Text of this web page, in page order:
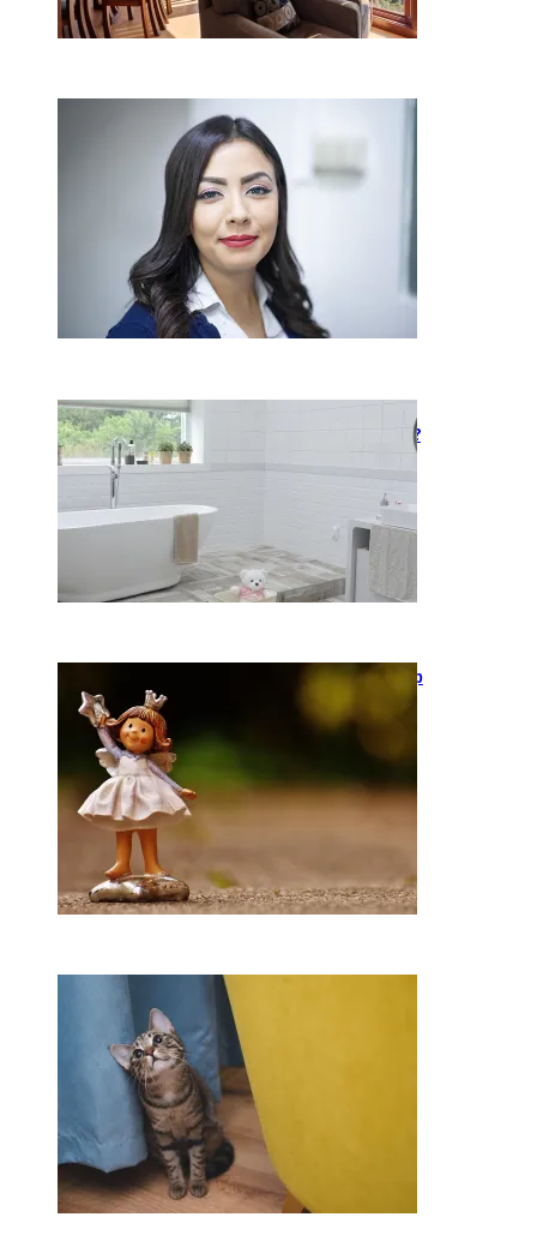
Kaip miegamojo atmosfera
veikia odos senėjimą?
2026-06-01
neįgaliojo vežimėliui vonią?
2026-05-12
Keramika kasdienybėje: kaip
požiūrį į namų estetiką
Ką daryti, kad katė
nedraskytų tapetų?
2026-02-07